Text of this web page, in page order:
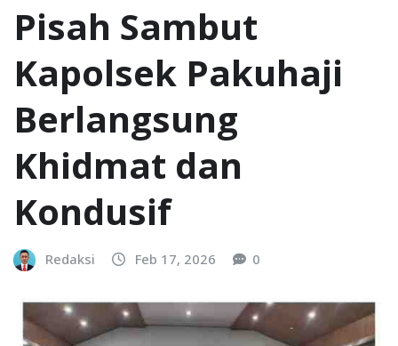
Pisah Sambut
Kapolsek Pakuhaji
Berlangsung
Khidmat dan
Kondusif
Redaksi Feb 17, 2026 0